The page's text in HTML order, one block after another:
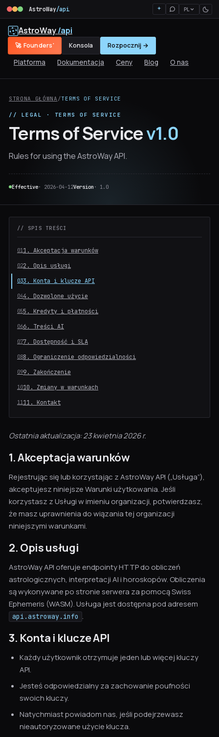
AstroWay/api PL
AstroWay/api
Platforma Dokumentacja Ceny Blog O nas
🚀 Founders' Konsola Rozpocznij →
STRONA GŁÓWNA /TERMS OF SERVICE
// LEGAL · TERMS OF SERVICE
Terms of Servicev1.0
Rules for using the AstroWay API.
Effective· 2026-04-12Version · 1.0
// SPIS TREŚCI
1. Akceptacja warunków
2. Opis usługi
3. Konta i klucze API
4. Dozwolone użycie
5. Kredyty i płatności
6. Treści AI
7. Dostępność i SLA
8. Ograniczenie odpowiedzialności
9. Zakończenie
10. Zmiany w warunkach
11. Kontakt
Ostatnia aktualizacja: 23 kwietnia 2026 r.
1. Akceptacja warunków
Rejestrując się lub korzystając z AstroWay API („Usługa”),
akceptujesz niniejsze Warunki użytkowania. Jeśli
korzystasz z Usługi w imieniu organizacji, potwierdzasz,
że masz uprawnienia do wiązania tej organizacji
niniejszymi warunkami.
2. Opis usługi
AstroWay API oferuje endpointy HTTP do obliczeń
astrologicznych, interpretacji AI i horoskopów. Obliczenia
są wykonywane po stronie serwera za pomocą Swiss
Ephemeris (WASM). Usługa jest dostępna pod adresem
api.astroway.info .
3. Konta i klucze API
Każdy użytkownik otrzymuje jeden lub więcej kluczy
API.
Jesteś odpowiedzialny za zachowanie poufności
swoich kluczy.
Natychmiast powiadom nas, jeśli podejrzewasz
nieautoryzowane użycie klucza.